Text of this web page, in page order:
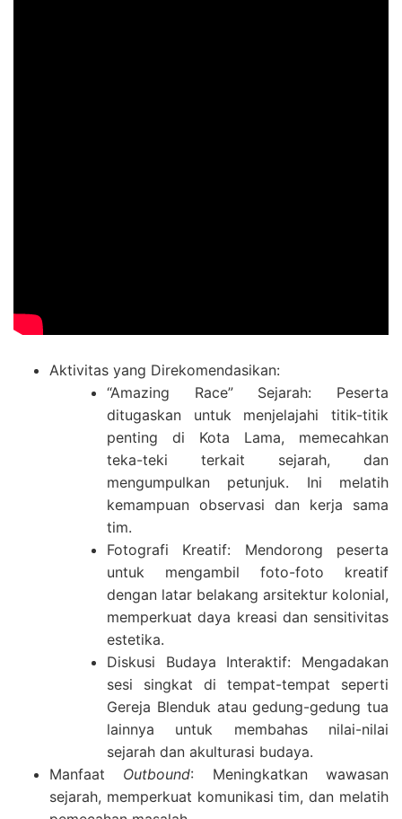
Aktivitas yang Direkomendasikan:
“Amazing Race” Sejarah: Peserta
ditugaskan untuk menjelajahi titik-titik
penting di Kota Lama, memecahkan
teka-teki terkait sejarah, dan
mengumpulkan petunjuk. Ini melatih
kemampuan observasi dan kerja sama
tim.
Fotografi Kreatif: Mendorong peserta
untuk mengambil foto-foto kreatif
dengan latar belakang arsitektur kolonial,
memperkuat daya kreasi dan sensitivitas
estetika.
Diskusi Budaya Interaktif: Mengadakan
sesi singkat di tempat-tempat seperti
Gereja Blenduk atau gedung-gedung tua
lainnya untuk membahas nilai-nilai
sejarah dan akulturasi budaya.
Manfaat Outbound: Meningkatkan wawasan
sejarah, memperkuat komunikasi tim, dan melatih